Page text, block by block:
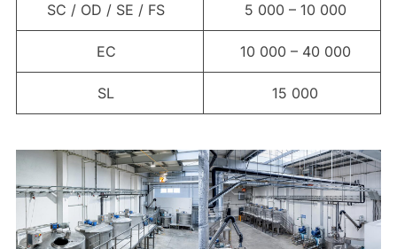
SC / OD / SE / FS 5 000 – 10 000
EC 10 000 – 40 000
SL 15 000